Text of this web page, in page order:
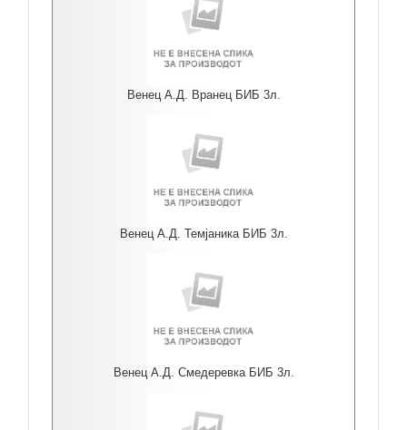
Венец А.Д. Вранец БИБ 3л.
Венец А.Д. Темјаника БИБ 3л.
Венец А.Д. Смедеревка БИБ 3л.